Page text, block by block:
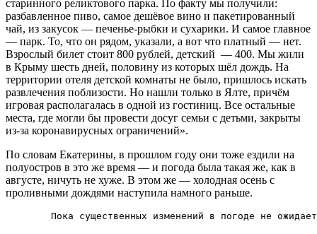
старинного реликтового парка. По факту мы получили:
разбавленное пиво, самое дешёвое вино и пакетированный
чай, из закусок — печенье-рыбки и сухарики. И самое главное
— парк. То, что он рядом, указали, а вот что платный — нет.
Взрослый билет стоит 800 рублей, детский — 400. Мы жили
в Крыму шесть дней, половину из которых шёл дождь. На
территории отеля детской комнаты не было, пришлось искать
развлечения поблизости. Но нашли только в Ялте, причём
игровая располагалась в одной из гостиниц. Все остальные
места, где могли бы провести досуг семьи с детьми, закрыты
из-за коронавирусных ограничений».
По словам Екатерины, в прошлом году они тоже ездили на
полуостров в это же время — и погода была такая же, как в
августе, ничуть не хуже. В этом же — холодная осень с
проливными дождями наступила намного раньше.